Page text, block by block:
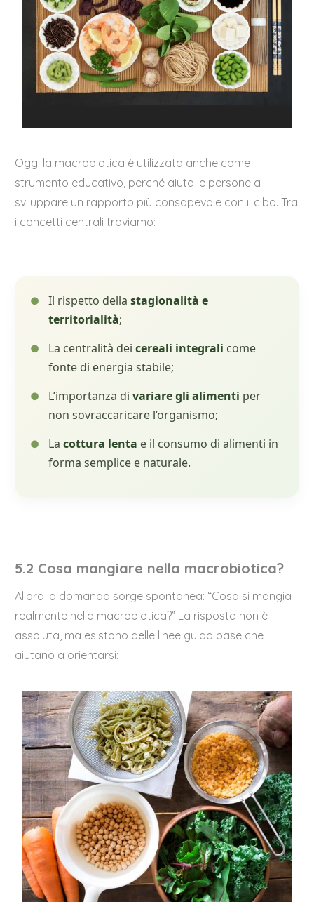
Oggi la macrobiotica è utilizzata anche come
strumento educativo, perché aiuta le persone a
sviluppare un rapporto più consapevole con il cibo. Tra
i concetti centrali troviamo:
Il rispetto dellastagionalità e
territorialità;
La centralità deicereali integrali come
fonte di energia stabile;
L’importanza divariare gli alimenti per
non sovraccaricare l’organismo;
Lacottura lenta e il consumo di alimenti in
forma semplice e naturale.
5.2 Cosa mangiare nella macrobiotica?
Allora la domanda sorge spontanea: “Cosa si mangia
realmente nella macrobiotica?” La risposta non è
assoluta, ma esistono delle linee guida base che
aiutano a orientarsi: